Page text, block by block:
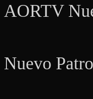
AORTV
Nuevo